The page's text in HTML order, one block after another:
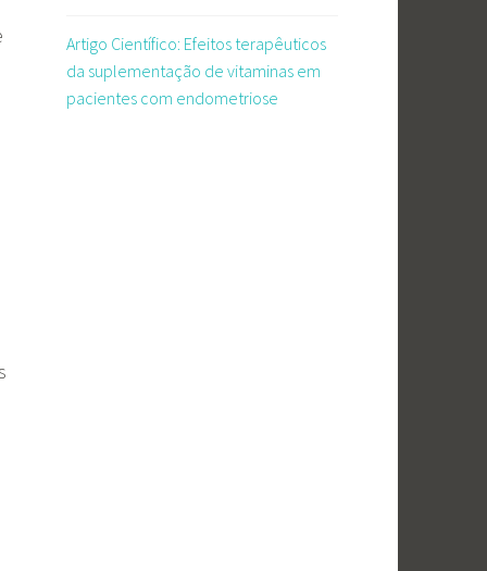
Artigo Científico: Efeitos terapêuticos
da suplementação de vitaminas em
pacientes com endometriose